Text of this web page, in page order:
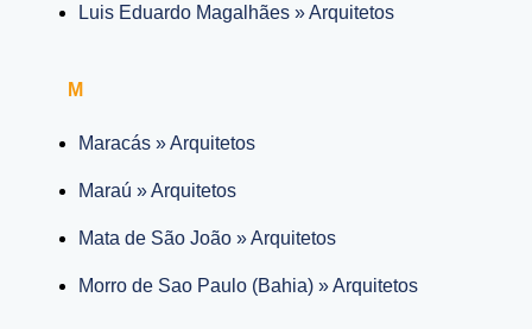
Luis Eduardo Magalhães » Arquitetos
M
Maracás » Arquitetos
Maraú » Arquitetos
Mata de São João » Arquitetos
Morro de Sao Paulo (Bahia) » Arquitetos